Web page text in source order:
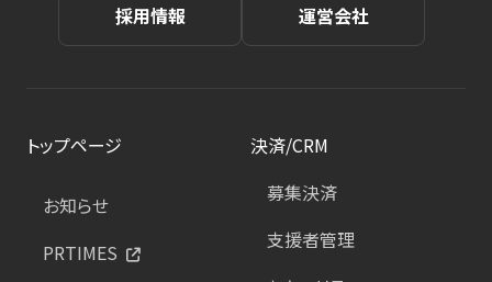
採用情報 運営会社
トップページ
お知らせ
PRTIMES
決済/CRM
募集決済
支援者管理